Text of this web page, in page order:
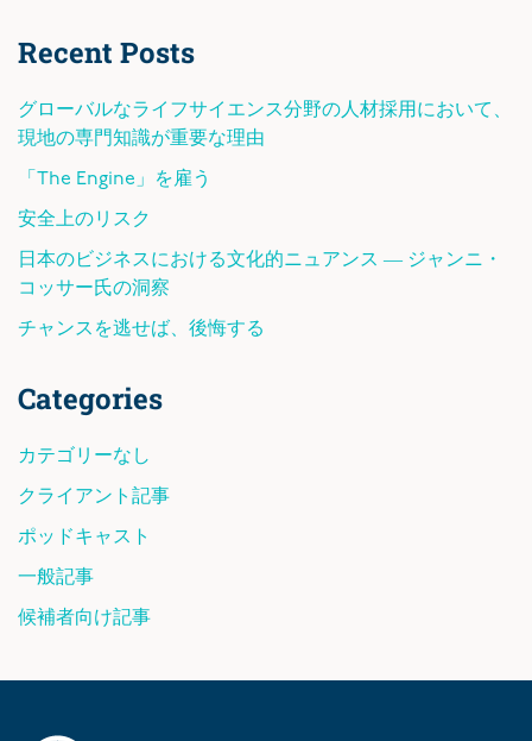
Recent Posts
グローバルなライフサイエンス分野の人材採用において、
現地の専門知識が重要な理由
「The Engine」を雇う
安全上のリスク
日本のビジネスにおける文化的ニュアンス ― ジャンニ・
コッサー氏の洞察
チャンスを逃せば、後悔する
Categories
カテゴリーなし
クライアント記事
ポッドキャスト
一般記事
候補者向け記事